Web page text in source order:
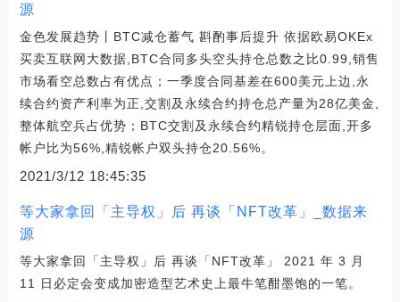
源
金色发展趋势丨BTC减仓蓄气 斟酌事后提升 依据欧易OKEx
买卖互联网大数据,BTC合同多头空头持仓总数之比0.99,销售
市场看空总数占有优点；一季度合同基差在600美元上边,永
续合约资产利率为正,交割及永续合约持仓总产量为28亿美金,
整体航空兵占优势；BTC交割及永续合约精锐持仓层面,开多
帐户比为56%,精锐帐户双头持仓20.56%。
2021/3/12 18:45:35
等大家拿回「主导权」后 再谈「NFT改革」_数据来
源
等大家拿回「主导权」后 再谈「NFT改革」 2021 年 3 月
11 日必定会变成加密造型艺术史上最牛笔酣墨饱的一笔。